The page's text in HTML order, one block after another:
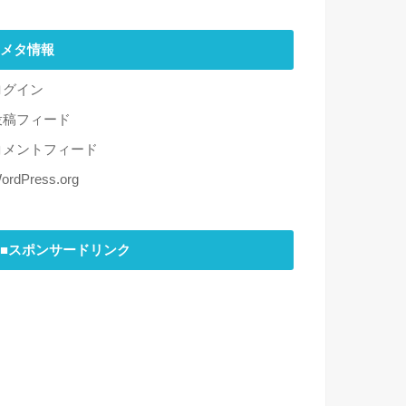
メタ情報
グイン
稿フィード
メントフィード
■スポンサードリンク